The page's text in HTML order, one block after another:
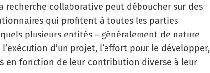
recherche collaborative peut déboucher sur des
qui profitent à toutes les parties
plusieurs entités – généralement de nature
d’un projet, l’effort pour le développer,
en fonction de leur contribution diverse à leur